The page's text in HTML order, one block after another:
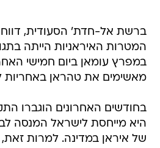
ברשת אל-חדת' הסעודית,
המטרות האיראניות הייתה
במפרץ עומאן ביום חמישי
מאשימים את טהראן באחריות
בחודשים האחרונים הוגברו
היא מייחסת לישראל המנסה
של איראן במדינה. למרות זאת,